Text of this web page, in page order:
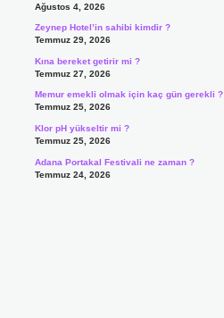
Ağustos 4, 2026
Zeynep Hotel’in sahibi kimdir ?
Temmuz 29, 2026
Kına bereket getirir mi ?
Temmuz 27, 2026
Memur emekli olmak için kaç gün gerekli ?
Temmuz 25, 2026
Klor pH yükseltir mi ?
Temmuz 25, 2026
Adana Portakal Festivali ne zaman ?
Temmuz 24, 2026